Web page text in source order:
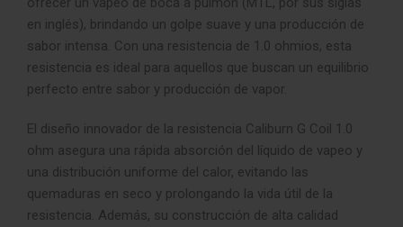
en inglés), brindando un golpe suave y una producción de
sabor intensa. Con una resistencia de 1.0 ohmios, esta
resistencia es ideal para aquellos que buscan un equilibrio
perfecto entre sabor y producción de vapor.
El diseño innovador de la resistencia Caliburn G Coil 1.0
ohm asegura una rápida absorción del líquido de vapeo y
una distribución uniforme del calor, evitando las
quemaduras en seco y prolongando la vida útil de la
resistencia. Además, su construcción de alta calidad